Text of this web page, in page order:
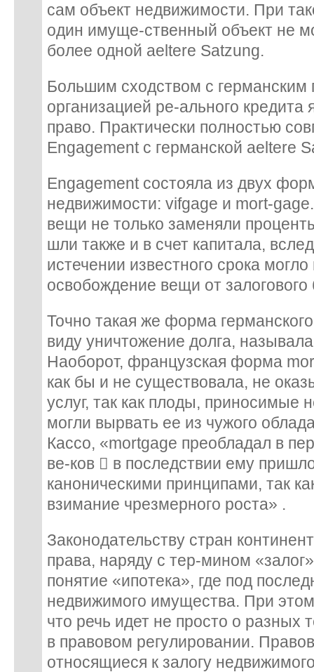
сам объект недвижимости. При
один имуще-ственный объект не
более одной aeltere Satzung.
Большим сходством с
организацией ре-ального кредита
право. Практически полностью
Engagement с германской aeltere
Engagement состояла из двух
недвижимости: vifgage и mort-
вещи не только заменяли
шли также и в счет капитала,
истечении известного срока могло
освобождение вещи от
Точно такая же форма
виду уничтожение долга,
Наоборот, французская форма
как бы и не существовала, не
услуг, так как плоды, приносимые
могли вырвать ее из чужого
Кассо, «mortgage преобладал в
ве-ков  в последствии ему
каноническими принципами, так
взимание чрезмерного роста» .
Законодательству стран
права, наряду с тер-мином
понятие «ипотека», где под
недвижимого имущества. При
что речь идет не просто о разных
в правовом регулировании.
относящиеся к залогу